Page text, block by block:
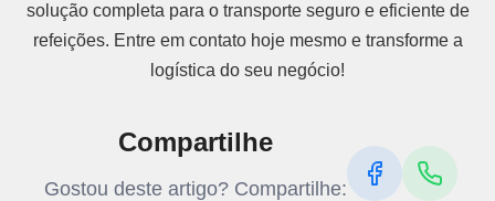
solução completa para o transporte seguro e eficiente de
refeições. Entre em contato hoje mesmo e transforme a
logística do seu negócio!
Compartilhe
Gostou deste artigo? Compartilhe: